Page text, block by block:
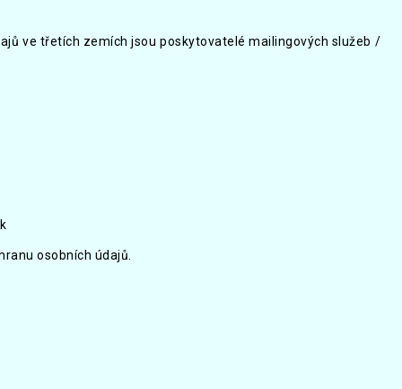
ve třetích zemích jsou poskytovatelé mailingových služeb /
osobních údajů.